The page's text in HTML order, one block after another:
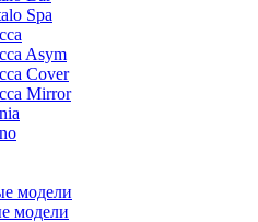
Spa
Asym
Cover
Mirror
модели
модели